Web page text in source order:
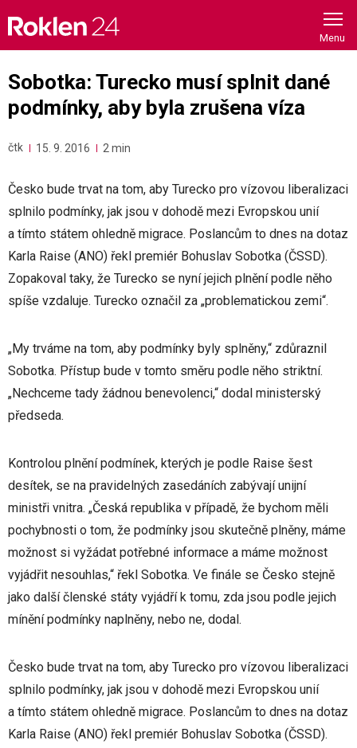
content
Sobotka: Turecko musí splnit dané
podmínky, aby byla zrušena víza
čtk 15. 9. 2016 2 min
Česko bude trvat na tom, aby Turecko pro vízovou liberalizaci
splnilo podmínky, jak jsou v dohodě mezi Evropskou unií
a tímto státem ohledně migrace. Poslancům to dnes na dotaz
Karla Raise (ANO) řekl premiér Bohuslav Sobotka (ČSSD).
Zopakoval taky, že Turecko se nyní jejich plnění podle něho
spíše vzdaluje. Turecko označil za „problematickou zemi“.
„My trváme na tom, aby podmínky byly splněny,“ zdůraznil
Sobotka. Přístup bude v tomto směru podle něho striktní.
„Nechceme tady žádnou benevolenci,“ dodal ministerský
předseda.
Kontrolou plnění podmínek, kterých je podle Raise šest
desítek, se na pravidelných zasedáních zabývají unijní
ministři vnitra. „Česká republika v případě, že bychom měli
pochybnosti o tom, že podmínky jsou skutečně plněny, máme
možnost si vyžádat potřebné informace a máme možnost
vyjádřit nesouhlas,“ řekl Sobotka. Ve finále se Česko stejně
jako další členské státy vyjádří k tomu, zda jsou podle jejich
mínění podmínky naplněny, nebo ne, dodal.
Česko bude trvat na tom, aby Turecko pro vízovou liberalizaci
splnilo podmínky, jak jsou v dohodě mezi Evropskou unií
a tímto státem ohledně migrace. Poslancům to dnes na dotaz
Karla Raise (ANO) řekl premiér Bohuslav Sobotka (ČSSD).